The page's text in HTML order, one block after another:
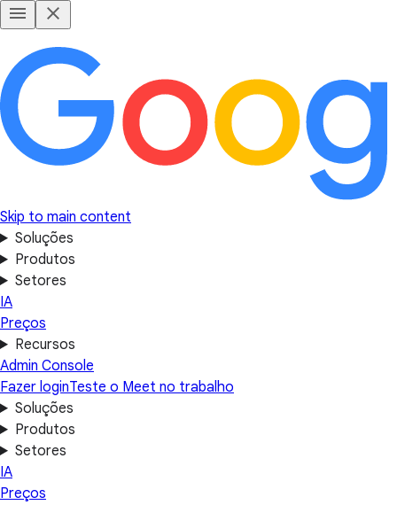
Skip to main content
Soluções
Produtos
Setores
IA
Preços
Recursos
Admin Console
Fazer loginTeste o Meet no trabalho
Soluções
Produtos
Setores
IA
Preços